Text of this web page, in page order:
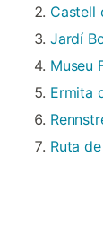
Castell
Jardí
Museu
Ermita
Ruta